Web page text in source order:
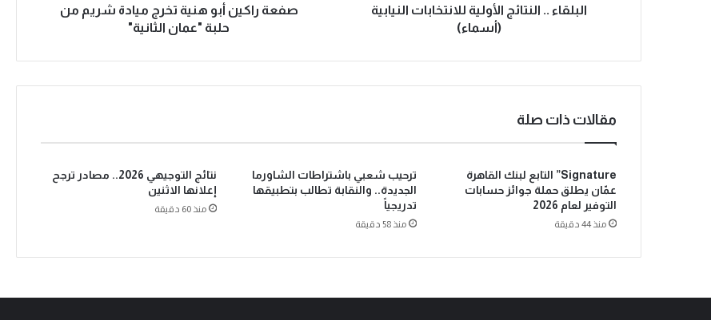
البلقاء .. النتائج الأولية للانتخابات النيابية
(أسماء)
صفعة راكين أبو هنية تخرج ميادة شريم من
حلبة "عمان الثانية"
مقالات ذات صلة
Signature” التابع لبنك القاهرة
عمّان يطلق حملة جوائز حسابات
التوفير لعام 2026
منذ 44 دقيقة
ترحيب شعبي باشتراطات الشاورما
الجديدة.. والنقابة تطالب بتطبيقها
تدريجياً
منذ 58 دقيقة
نتائج التوجيهي 2026.. مصادر ترجح
إعلانها الاثنين
منذ 60 دقيقة